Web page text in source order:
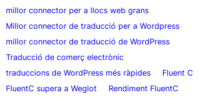
millor connector per a llocs web grans
Millor connector de traducció per a Wordpress
millor connector de traducció de WordPress
Traducció de comerç electrònic
traduccions de WordPress més ràpides
Fluent C
FluentC supera a Weglot
Rendiment FluentC